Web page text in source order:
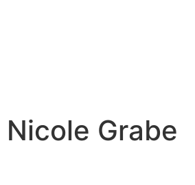
Nicole Grabe